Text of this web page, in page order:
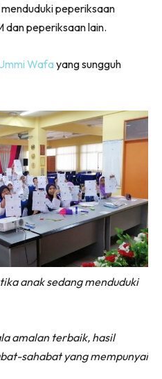
peperiksaan
dan peperiksaan lain.
Wafayang sungguh
anak sedang menduduki
amalan terbaik, hasil
sahabat yang mempunyai